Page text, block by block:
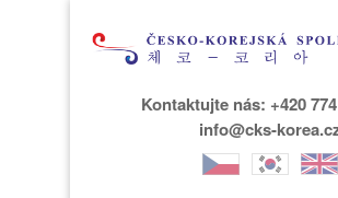
Kontaktujte nás: +420
info@cks-